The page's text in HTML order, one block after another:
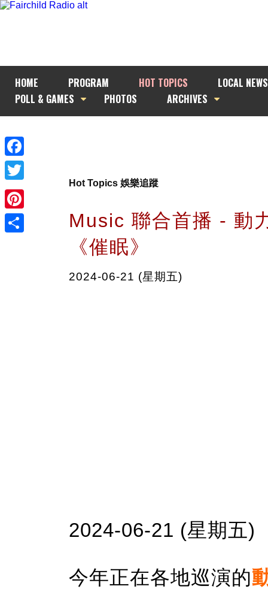
HOME PROGRAM HOT TOPICS
LOCAL NEWS
POLL & GAMES
PHOTOS ARCHIVES
Facebook
Twitter
Pinterest
Hot Topics 娛樂追蹤
Music 聯合首播 - 動
《催眠》
2024-06-21 (星期五)
2024-06-21 (星期五)
今年正在各地巡演的